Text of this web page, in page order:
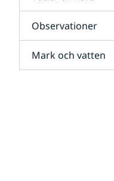
Observationer
Mark och vatten